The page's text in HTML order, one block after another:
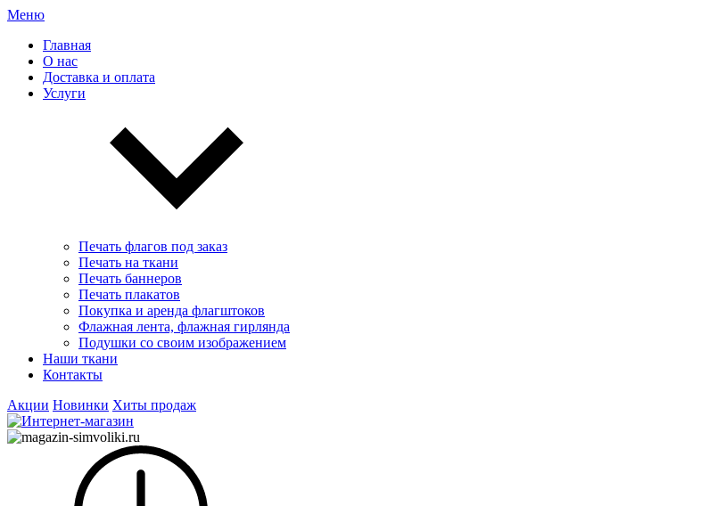
Меню
Главная
О нас
Доставка и оплата
Услуги
Печать флагов под заказ
Печать на ткани
Печать баннеров
Печать плакатов
Покупка и аренда флагштоков
Флажная лента, флажная гирлянда
Подушки со своим изображением
Наши ткани
Контакты
Акции Новинки Хиты продаж